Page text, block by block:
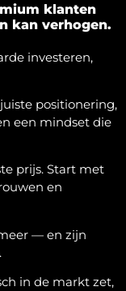
klanten
kan verhogen.
investeren,
positionering,
een mindset die
prijs. Start met
en
— en zijn
in de markt zet,